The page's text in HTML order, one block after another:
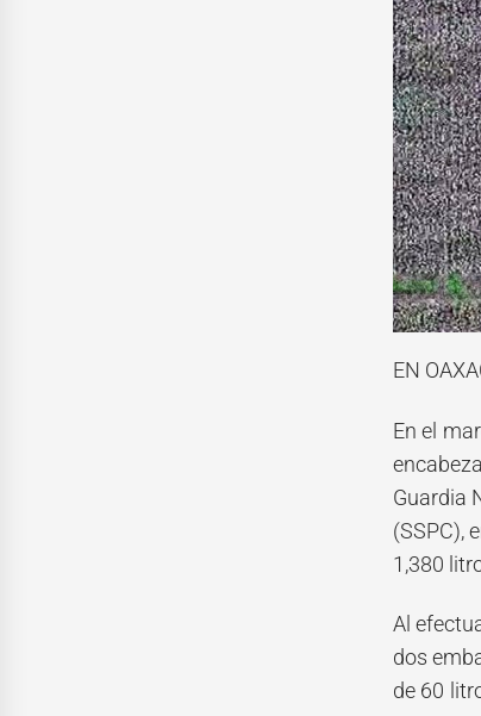
EN
En el
Guardia
(SSPC),
1,380
Al
dos
de 60